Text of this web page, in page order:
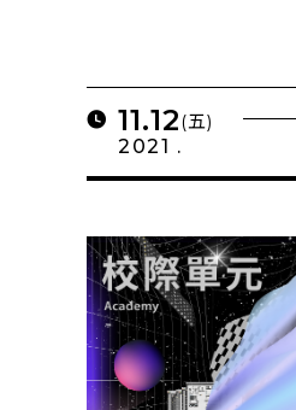
11.12(五)
2021 .